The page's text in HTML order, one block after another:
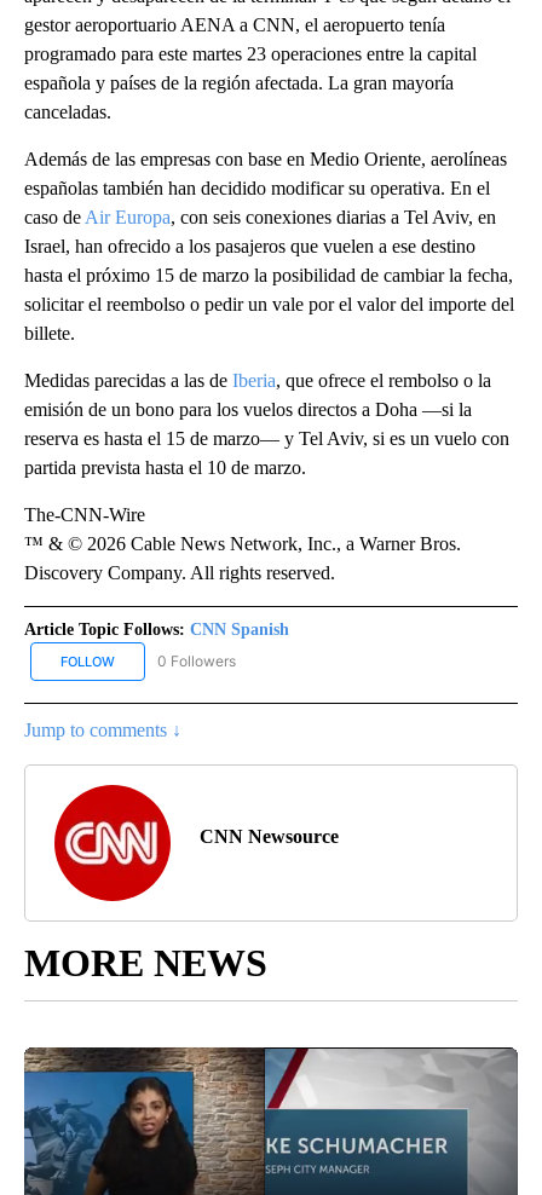
gestor aeroportuario AENA a CNN, el aeropuerto tenía
programado para este martes 23 operaciones entre la capital
española y países de la región afectada. La gran mayoría
canceladas.
Además de las empresas con base en Medio Oriente, aerolíneas
españolas también han decidido modificar su operativa. En el
caso de Air Europa, con seis conexiones diarias a Tel Aviv, en
Israel, han ofrecido a los pasajeros que vuelen a ese destino
hasta el próximo 15 de marzo la posibilidad de cambiar la fecha,
solicitar el reembolso o pedir un vale por el valor del importe del
billete.
Medidas parecidas a las de Iberia, que ofrece el rembolso o la
emisión de un bono para los vuelos directos a Doha —si la
reserva es hasta el 15 de marzo— y Tel Aviv, si es un vuelo con
partida prevista hasta el 10 de marzo.
The-CNN-Wire
™ & © 2026 Cable News Network, Inc., a Warner Bros.
Discovery Company. All rights reserved.
Article Topic Follows: CNN Spanish
FOLLOW FOLLOW "CNN SPANISH" TO RECEIVE NOTIFICATIONS ABOUT
0 Followers
Jump to comments ↓
CNN Newsource
MORE NEWS